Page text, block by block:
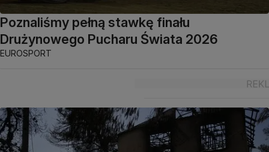
Poznaliśmy pełną stawkę finału
Drużynowego Pucharu Świata 2026
EUROSPORT